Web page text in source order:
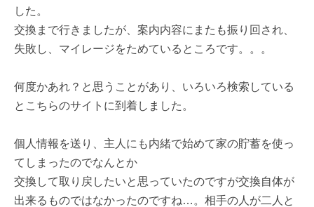
した。
交換まで行きましたが、案内内容にまたも振り回され、
失敗し、マイレージをためているところです。。。
何度かあれ？と思うことがあり、いろいろ検索している
とこちらのサイトに到着しました。
個人情報を送り、主人にも内緒で始めて家の貯蓄を使っ
てしまったのでなんとか
交換して取り戻したいと思っていたのですが交換自体が
出来るものではなかったのですね…。相手の人が二人と